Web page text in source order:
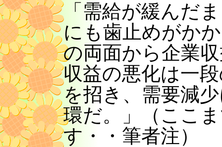
「需給が緩んだ
にも歯止めがか
の両面から企業
収益の悪化は一
を招き、需要減
環だ。」（ここ
す・・筆者注）